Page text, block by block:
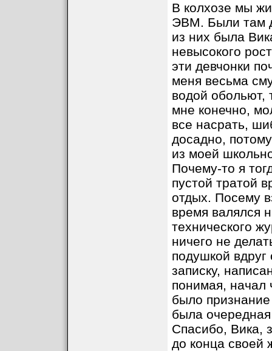
В колхозе мы
ЭВМ. Были там
из них была
невысокого
эти девчонки
меня весьма
водой обольют,
мне конечно,
все насрать,
досадно,
из моей
Почему-то я
пустой тратой
отдых. Посему
время валялся
технического
ничего не
подушкой
записку,
понимая, начал
было
была
Спасибо, Вика,
до конца своей